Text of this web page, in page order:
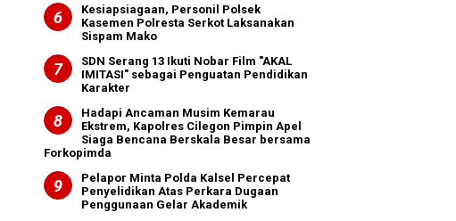
Kesiapsiagaan, Personil Polsek
Kasemen Polresta Serkot Laksanakan
Sispam Mako
SDN Serang 13 Ikuti Nobar Film "AKAL
IMITASI" sebagai Penguatan Pendidikan
Karakter
Hadapi Ancaman Musim Kemarau
Ekstrem, Kapolres Cilegon Pimpin Apel
Siaga Bencana Berskala Besar bersama
Forkopimda
Pelapor Minta Polda Kalsel Percepat
Penyelidikan Atas Perkara Dugaan
Penggunaan Gelar Akademik